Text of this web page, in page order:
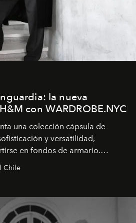
la nueva
con WARDROBE.NYC
una colección cápsula de
y versatilidad,
en fondos de armario.
el 6 de agosto.
Chile